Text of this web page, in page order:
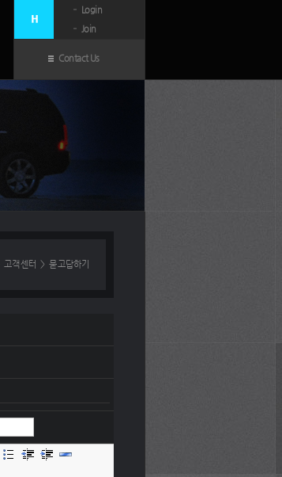
Login
Join
Contact Us
고객센터 > 묻고답하기